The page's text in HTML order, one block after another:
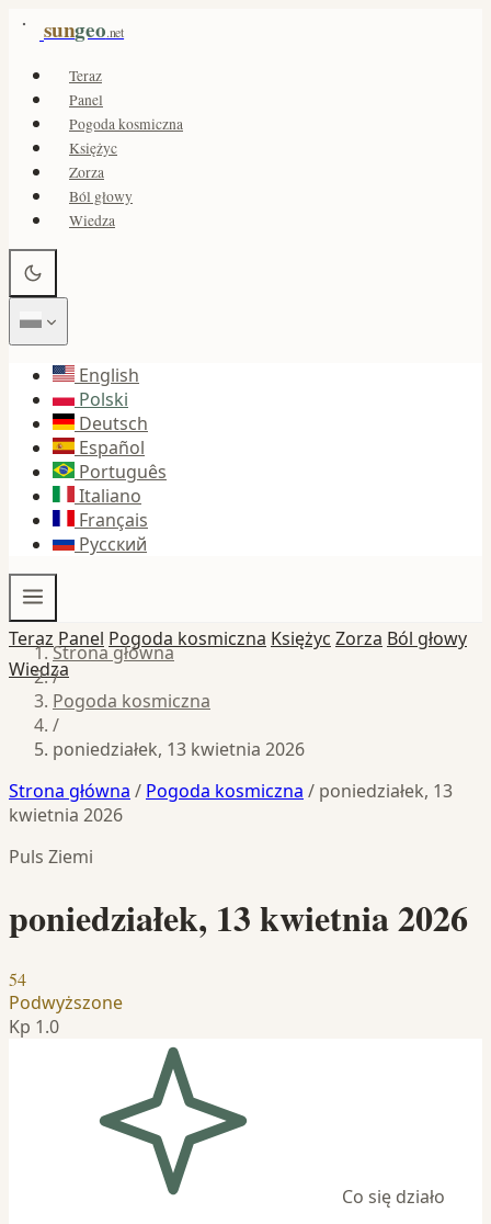
sungeo.net
Teraz
Panel
Pogoda kosmiczna
Księżyc
Zorza
Ból głowy
Wiedza
English
Polski
Deutsch
Español
Português
Italiano
Français
Русский
Teraz Panel Pogoda kosmiczna Księżyc Zorza Ból głowy
Wiedza
Strona główna
/
Pogoda kosmiczna
/
poniedziałek, 13 kwietnia 2026
Strona główna / Pogoda kosmiczna / poniedziałek, 13
kwietnia 2026
Puls Ziemi
poniedziałek, 13 kwietnia 2026
54
Podwyższone
Kp 1.0
Co się działo